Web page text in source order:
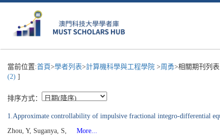
當前位置:首頁>學者列表>計算機科學與工程學院 >周勇>相關期刊列
(2) ]
排序方式：
1.Approximate controllability of impulsive fractional integro-differential
Zhou, Y, Suganya, S,
More...